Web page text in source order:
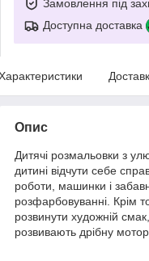
Замовлення під
Доступна доставка
Опис
Дитячі розмальовки з
дитині відчути себе
роботи, машинки і
розфарбовуванні. Крім
розвинути художній
розвивають дрібну